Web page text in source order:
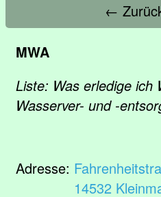
←
MWA
Liste: Was erledige ich
Wasserver- und -
Adresse:
14532